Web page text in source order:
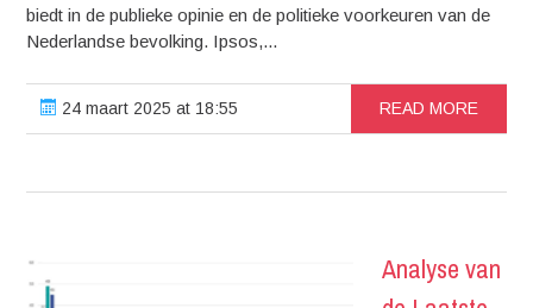
biedt in de publieke opinie en de politieke voorkeuren van de
Nederlandse bevolking. Ipsos,...
24 maart 2025 at 18:55 READ MORE
Analyse van